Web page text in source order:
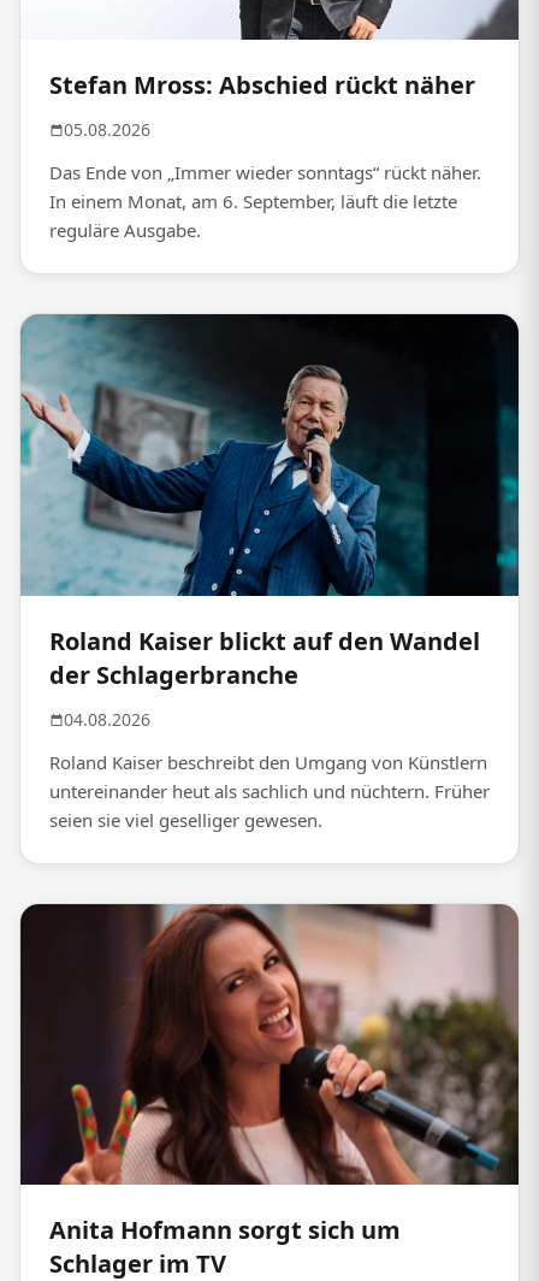
Stefan Mross: Abschied rückt näher
05.08.2026
Das Ende von „Immer wieder sonntags“ rückt näher.
In einem Monat, am 6. September, läuft die letzte
reguläre Ausgabe.
Roland Kaiser blickt auf den Wandel
der Schlagerbranche
04.08.2026
Roland Kaiser beschreibt den Umgang von Künstlern
untereinander heut als sachlich und nüchtern. Früher
seien sie viel geselliger gewesen.
Anita Hofmann sorgt sich um
Schlager im TV